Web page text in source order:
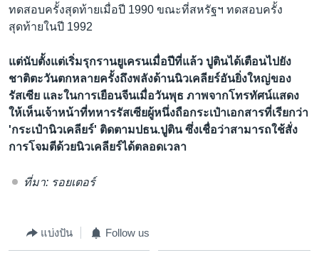
ทดสอบครั้งสุดท้ายเมื่อปี 1990 ขณะที่สหรัฐฯ ทดสอบครั้ง
สุดท้ายในปี 1992
แต่นับตั้งแต่เริ่มรุกรานยูเครนเมื่อปีที่แล้ว ปูตินได้เตือนไปยัง
ชาติตะวันตกหลายครั้งถึงพลังด้านนิวเคลียร์อันยิ่งใหญ่ของ
รัสเซีย และในการเยือนจีนเมื่อวันพุธ ภาพจากโทรทัศน์แสดง
ให้เห็นเจ้าหน้าที่ทหารรัสเซียผู้หนึ่งถือกระเป๋าเอกสารที่เรียกว่า
'กระเป๋านิวเคลียร์' ติดตามปธน.ปูติน ซึ่งเชื่อว่าสามารถใช้สั่ง
การโจมตีด้วยนิวเคลียร์ได้ตลอดเวลา
ที่มา: รอยเตอร์
แบ่งปัน Follow us